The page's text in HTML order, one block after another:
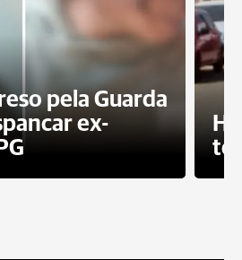
pela Guarda
ex-